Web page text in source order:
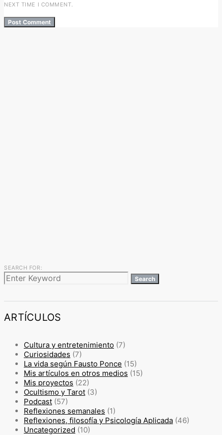
NEXT TIME I COMMENT.
SEARCH FOR:
Search
ARTÍCULOS
Cultura y entretenimiento (7)
Curiosidades (7)
La vida según Fausto Ponce (15)
Mis artículos en otros medios (15)
Mis proyectos (22)
Ocultismo y Tarot (3)
Podcast (57)
Reflexiones semanales (1)
Reflexiones, filosofía y Psicología Aplicada (46)
Uncategorized (10)